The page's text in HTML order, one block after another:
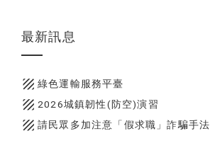
最新訊息
texture 綠色運輸服務平臺
texture 2026城鎮韌性(防空)演習
texture 請民眾多加注意「假求職」詐騙手法